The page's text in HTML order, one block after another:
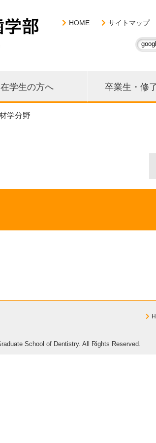
HOME サイトマップ
在学生の方へ 卒業生・修
学分野
School of Dentistry. All Rights Reserved.